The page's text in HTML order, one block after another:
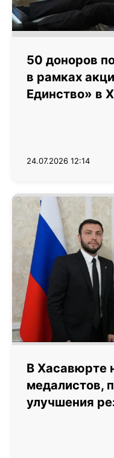
50 доноров
в рамках
Единство» в
24.07.2026 12:14
В Хасавюрте
медалистов,
улучшения